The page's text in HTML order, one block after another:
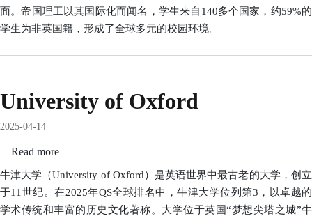
面。帝国理工以其国际化而闻名，学生来自140多个国家，约59%的
学生为非英国籍，形成了全球多元的校园环境。
University of Oxford
2025-04-14
Read more
University
of
Oxford
牛津大学（University of Oxford）是英语世界中最古老的大学，创立
于11世纪。在2025年QS全球排名中，牛津大学位列第3，以卓越的
学术传统和丰富的历史文化著称。大学位于英国“梦想尖塔之城”牛